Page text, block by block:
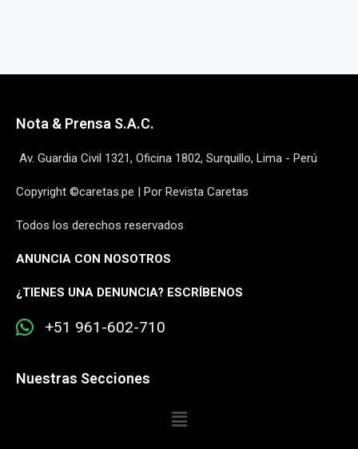
Nota & Prensa S.A.C.
Av. Guardia Civil 1321, Oficina 1802, Surquillo, Lima - Perú
Copyright ©caretas.pe | Por Revista Caretas
Todos los derechos reservados
ANUNCIA CON NOSOTROS
¿TIENES UNA DENUNCIA? ESCRÍBENOS
+51 961-602-710
Nuestras Secciones